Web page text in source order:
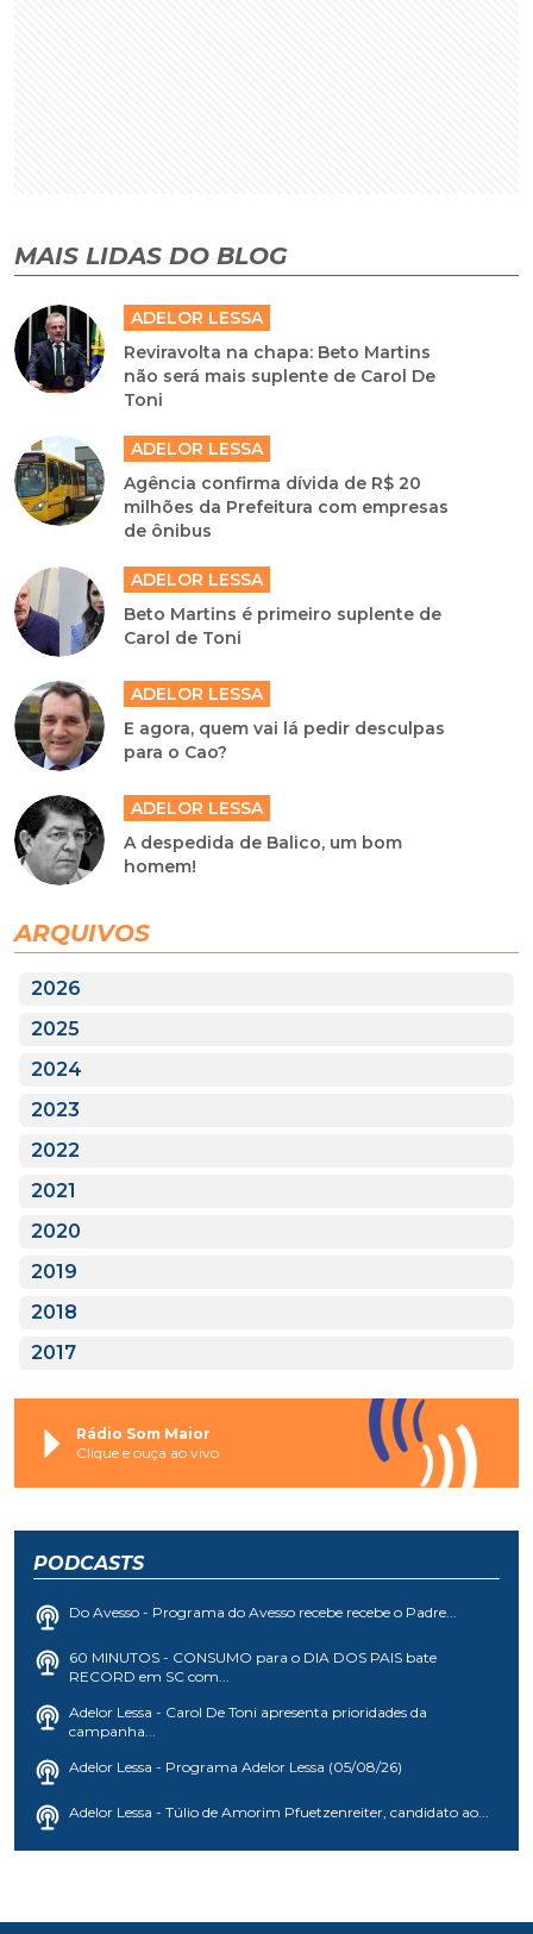
MAIS LIDAS DO BLOG
ADELOR LESSA
Reviravolta na chapa: Beto Martins
não será mais suplente de Carol De
Toni
ADELOR LESSA
Agência confirma dívida de R$ 20
milhões da Prefeitura com empresas
de ônibus
ADELOR LESSA
Beto Martins é primeiro suplente de
Carol de Toni
ADELOR LESSA
E agora, quem vai lá pedir desculpas
para o Cao?
ADELOR LESSA
A despedida de Balico, um bom
homem!
ARQUIVOS
2026
2025
2024
2023
2022
2021
2020
2019
2018
2017
Rádio Som Maior
Clique e ouça ao vivo
PODCASTS
Do Avesso - Programa do Avesso recebe recebe o Padre...
60 MINUTOS - CONSUMO para o DIA DOS PAIS bate
RECORD em SC com...
Adelor Lessa - Carol De Toni apresenta prioridades da
campanha...
Adelor Lessa - Programa Adelor Lessa (05/08/26)
Adelor Lessa - Túlio de Amorim Pfuetzenreiter, candidato ao...